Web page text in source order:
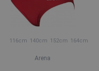
116cm 140cm 152cm 164cm
Arena